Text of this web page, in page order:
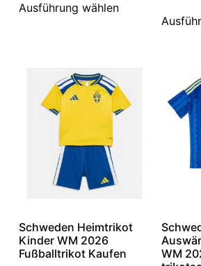
Ausführung wählen
Schweden Heimtrikot
Kinder WM 2026
Fußballtrikot Kaufen
WM